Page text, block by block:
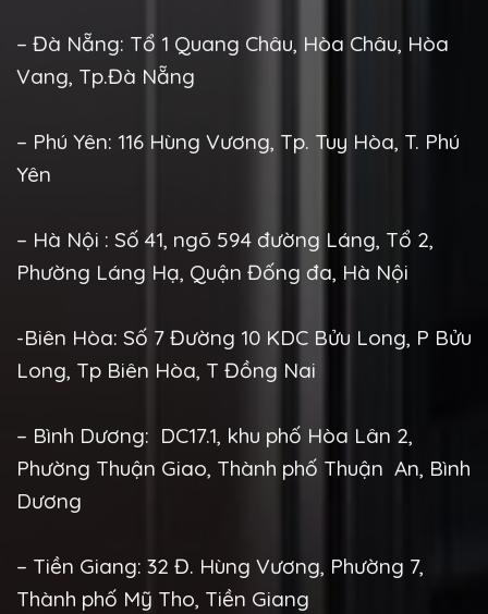
– Đà Nẵng: Tổ 1 Quang Châu, Hòa Châu, Hòa
Vang, Tp.Đà Nẵng
– Phú Yên: 116 Hùng Vương, Tp. Tuy Hòa, T. Phú
Yên
– Hà Nội : Số 41, ngõ 594 đường Láng, Tổ 2,
Phường Láng Hạ, Quận Đống đa, Hà Nội
-Biên Hòa: Số 7 Đường 10 KDC Bửu Long, P Bửu
Long, Tp Biên Hòa, T Đồng Nai
– Bình Dương: DC17.1, khu phố Hòa Lân 2,
Phường Thuận Giao, Thành phố Thuận An, Bình
Dương
– Tiền Giang: 32 Đ. Hùng Vương, Phường 7,
Thành phố Mỹ Tho, Tiền Giang